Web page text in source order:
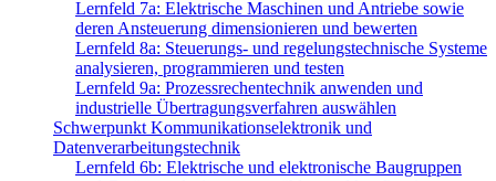
Lernfeld 7a: Elektrische Maschinen und Antriebe sowie
deren Ansteuerung dimensionieren und bewerten
Lernfeld 8a: Steuerungs- und regelungstechnische Systeme
analysieren, programmieren und testen
Lernfeld 9a: Prozessrechentechnik anwenden und
industrielle Übertragungsverfahren auswählen
Schwerpunkt Kommunikationselektronik und
Datenverarbeitungstechnik
Lernfeld 6b: Elektrische und elektronische Baugruppen